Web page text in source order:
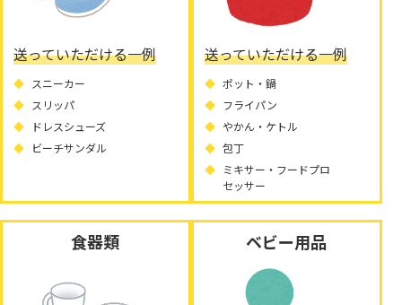
送っていただける一例
スニーカー
スリッパ
ドレスシューズ
ビーチサンダル
送っていただける一例
ポット・鍋
フライパン
やかん・ケトル
包丁
ミキサー・フードプロ
セッサー
食器類 ベビー用品